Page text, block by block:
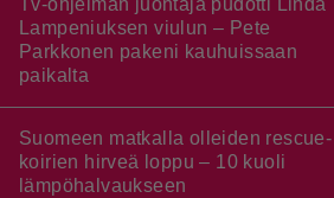
Tv-ohjelman juontaja pudotti Linda
Lampeniuksen viulun – Pete
Parkkonen pakeni kauhuissaan
paikalta
Suomeen matkalla olleiden rescue-
koirien hirveä loppu – 10 kuoli
lämpöhalvaukseen